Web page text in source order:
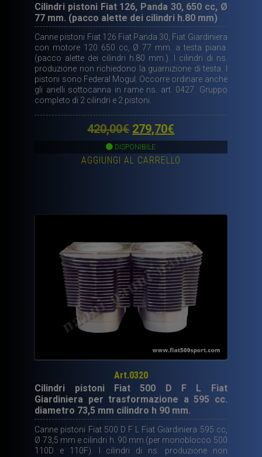
Cilindri pistoni Fiat 126, Panda 30, 650 cc, Ø
77 mm. (pacco alette dei cilindri h.80 mm)
Canne pistoni Fiat 126 Fiat Panda 30, Fiat Giardiniera
con motore 120 650 cc, Ø 77 mm. a testa piana.
(pacco alette dei cilindri h.80 mm.). I cilindri di ns.
produzione non richiedono la guarnizione di testa. I
pistoni sono Federal Mogul. Occorre ordinare anche
gli anelli sottocanna in rame ns. art. 0427. Gruppo
completo di 2 cilindri e 2 pistoni.
420,00€ Il
prezzo
originale
279,70€
attuale
DISPONIBILE
AGGIUNGI AL CARRELLO
Art.0320
Cilindri pistoni Fiat 500 D F L Fiat
Giardiniera per trasformazione a 595 cc.
diametro 73,5 mm cilindro h 90 mm.
Canne pistoni Fiat 500 D F L Fiat Giardiniera 595 cc,
Ø 73,5 mm e cilindri h. 90 mm.(per monoblocco 500
110D e 110F). I cilindri di ns. produzione non